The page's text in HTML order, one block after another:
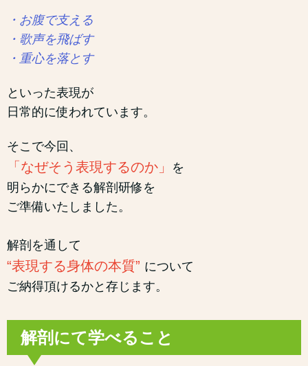
・お腹で支える
・歌声を飛ばす
・重心を落とす
といった表現が
日常的に使われています。
そこで今回、
「なぜそう表現するのか」
を
明らかにできる解剖研修を
ご準備いたしました。
解剖を通して
“表現する身体の本質” について
ご納得頂けるかと存じます。
解剖にて学べること